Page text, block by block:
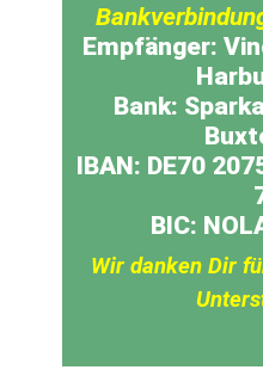
Empfänger:
Bank:
IBAN: DE70
BIC:
Wir danken Dir